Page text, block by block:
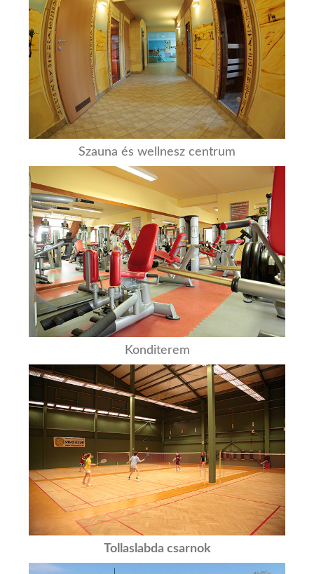
Szauna és wellnesz centrum
Konditerem
Tollaslabda csarnok